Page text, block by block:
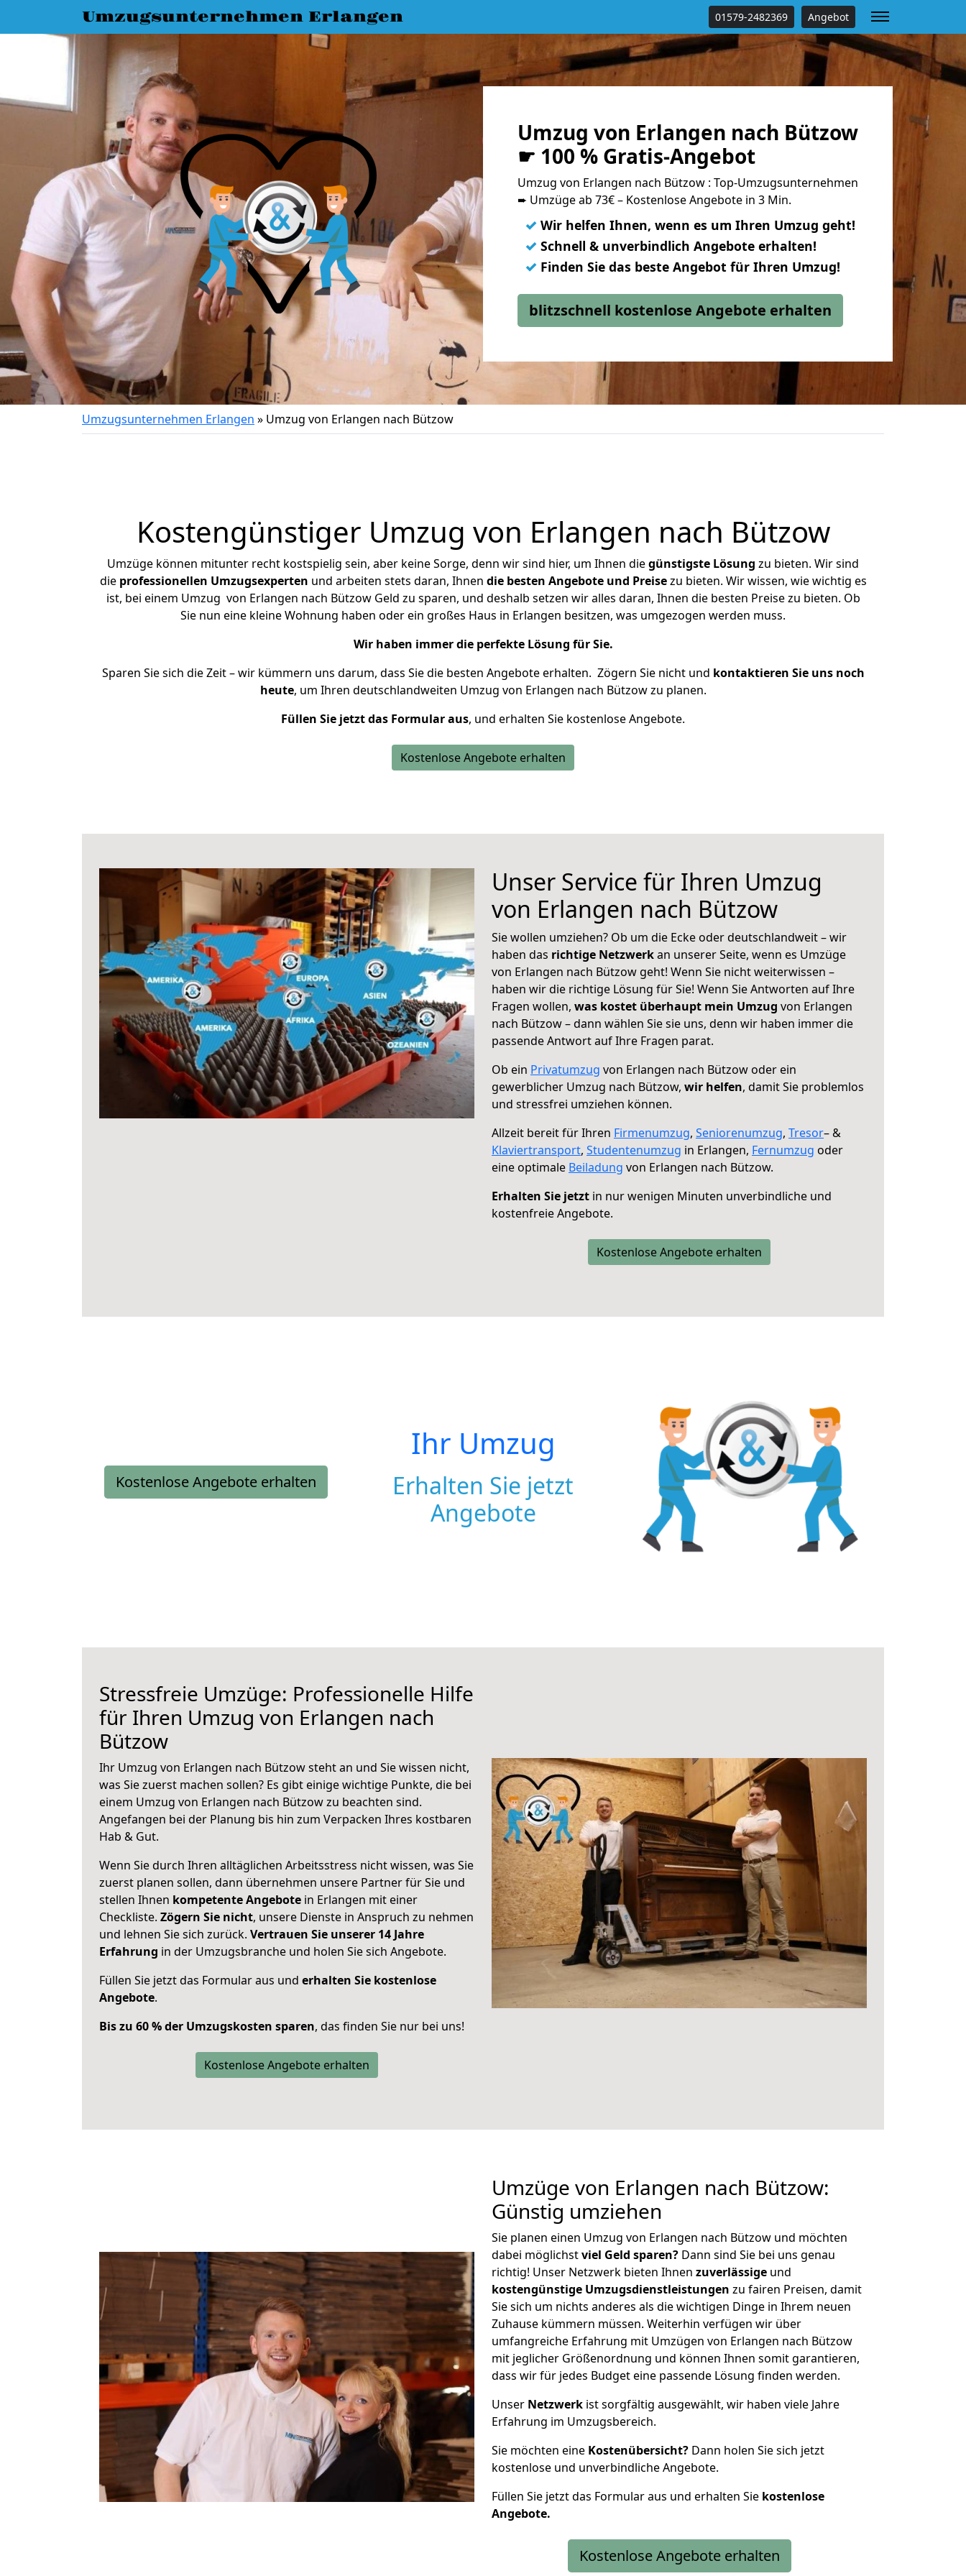
Umzugsunternehmen Erlangen 01579-2482369 Angebot
Umzug von Erlangen nach Bützow
☛ 100 % Gratis-Angebot
Umzug von Erlangen nach Bützow : Top-Umzugsunternehmen
➨ Umzüge ab 73€ – Kostenlose Angebote in 3 Min.
✓ Wir helfen Ihnen, wenn es um Ihren Umzug geht!
✓ Schnell & unverbindlich Angebote erhalten!
✓ Finden Sie das beste Angebot für Ihren Umzug!
blitzschnell kostenlose Angebote erhalten
Umzugsunternehmen Erlangen » Umzug von Erlangen nach Bützow
Kostengünstiger Umzug von Erlangen nach Bützow
Umzüge können mitunter recht kostspielig sein, aber keine Sorge, denn wir sind hier, um Ihnen diegünstigste Lösung zu bieten. Wir sind
die professionellen Umzugsexperten und arbeiten stets daran, Ihnen die besten Angebote und Preisezu bieten. Wir wissen, wie wichtig es
ist, bei einem Umzug von Erlangen nach Bützow Geld zu sparen, und deshalb setzen wir alles daran, Ihnen die besten Preise zu bieten. Ob
Sie nun eine kleine Wohnung haben oder ein großes Haus in Erlangen besitzen, was umgezogen werden muss.
Wir haben immer die perfekte Lösung für Sie.
Sparen Sie sich die Zeit – wir kümmern uns darum, dass Sie die besten Angebote erhalten. Zögern Sie nicht und kontaktieren Sie uns noch
heute, um Ihren deutschlandweiten Umzug von Erlangen nach Bützow zu planen.
Füllen Sie jetzt das Formular aus, und erhalten Sie kostenlose Angebote.
Kostenlose Angebote erhalten
Unser Service für Ihren Umzug
von Erlangen nach Bützow
Sie wollen umziehen? Ob um die Ecke oder deutschlandweit – wir
haben das richtige Netzwerkan unserer Seite, wenn es Umzüge
von Erlangen nach Bützow geht! Wenn Sie nicht weiterwissen –
haben wir die richtige Lösung für Sie! Wenn Sie Antworten auf Ihre
Fragen wollen, was kostet überhaupt mein Umzug von Erlangen
nach Bützow – dann wählen Sie sie uns, denn wir haben immer die
passende Antwort auf Ihre Fragen parat.
Ob ein Privatumzug von Erlangen nach Bützow oder ein
gewerblicher Umzug nach Bützow, wir helfen, damit Sie problemlos
und stressfrei umziehen können.
Allzeit bereit für Ihren Firmenumzug, Seniorenumzug, Tresor– &
Klaviertransport, Studentenumzug in Erlangen, Fernumzug oder
eine optimale Beiladung von Erlangen nach Bützow.
Erhalten Sie jetzt in nur wenigen Minuten unverbindliche und
kostenfreie Angebote.
Kostenlose Angebote erhalten
Kostenlose Angebote erhalten
Ihr Umzug
Erhalten Sie jetzt
Angebote
Stressfreie Umzüge: Professionelle Hilfe
für Ihren Umzug von Erlangen nach
Bützow
Ihr Umzug von Erlangen nach Bützow steht an und Sie wissen nicht,
was Sie zuerst machen sollen? Es gibt einige wichtige Punkte, die bei
einem Umzug von Erlangen nach Bützow zu beachten sind.
Angefangen bei der Planung bis hin zum Verpacken Ihres kostbaren
Hab & Gut.
Wenn Sie durch Ihren alltäglichen Arbeitsstress nicht wissen, was Sie
zuerst planen sollen, dann übernehmen unsere Partner für Sie und
stellen Ihnen kompetente Angebote in Erlangen mit einer
Checkliste. Zögern Sie nicht, unsere Dienste in Anspruch zu nehmen
und lehnen Sie sich zurück. Vertrauen Sie unserer 14 Jahre
Erfahrung in der Umzugsbranche und holen Sie sich Angebote.
Füllen Sie jetzt das Formular aus und erhalten Sie kostenlose
Angebote.
Bis zu 60 % der Umzugskosten sparen, das finden Sie nur bei uns!
Kostenlose Angebote erhalten
Umzüge von Erlangen nach Bützow:
Günstig umziehen
Sie planen einen Umzug von Erlangen nach Bützow und möchten
dabei möglichstviel Geld sparen? Dann sind Sie bei uns genau
richtig! Unser Netzwerk bieten Ihnen zuverlässige und
kostengünstige Umzugsdienstleistungen zu fairen Preisen, damit
Sie sich um nichts anderes als die wichtigen Dinge in Ihrem neuen
Zuhause kümmern müssen. Weiterhin verfügen wir über
umfangreiche Erfahrung mit Umzügen von Erlangen nach Bützow
mit jeglicher Größenordnung und können Ihnen somit garantieren,
dass wir für jedes Budget eine passende Lösung finden werden.
Unser Netzwerk ist sorgfältig ausgewählt, wir haben viele Jahre
Erfahrung im Umzugsbereich.
Sie möchten eine Kostenübersicht? Dann holen Sie sich jetzt
kostenlose und unverbindliche Angebote.
Füllen Sie jetzt das Formular aus und erhalten Sie kostenlose
Angebote.
Kostenlose Angebote erhalten